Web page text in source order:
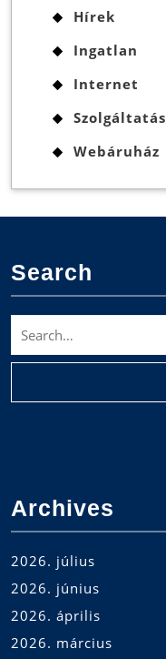
Hírek
Ingatlan
Internet
Szolgáltatás
Webáruház
Search
for:
Archives
2026. július
2026. június
2026. április
2026. március